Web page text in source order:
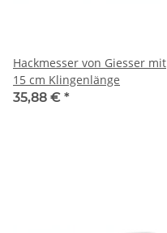
Hackmesser von Giesser mit
15 cm Klingenlänge
35,88 € *